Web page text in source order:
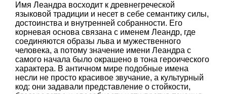
Имя Леандра восходит к древнегреческой
языковой традиции и несет в себе семантику силы,
достоинства и внутренней собранности. Его
корневая основа связана с именем Леандр, где
соединяются образы льва и мужественного
человека, а потому значение имени Леандра с
самого начала было окрашено в тона героического
характера. В античном мире подобные имена
несли не просто красивое звучание, а культурный
код: они задавали представление о стойкости,